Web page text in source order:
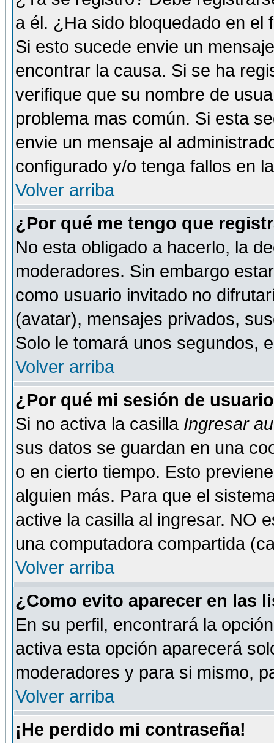
a él. ¿Ha sido bloquedado en
Si esto sucede envie un
encontrar la causa. Si se ha
verifique que su nombre de
problema mas común. Si esta
envie un mensaje al
configurado y/o tenga fallos en
Volver arriba
¿Por qué me tengo que
No esta obligado a hacerlo, la
moderadores. Sin embargo
como usuario invitado no
(avatar), mensajes privados,
Solo le tomará unos segundos,
Volver arriba
¿Por qué mi sesión de
Si no activa la casilla Ingresar
sus datos se guardan en una
o en cierto tiempo. Esto
alguien más. Para que el
active la casilla al ingresar. NO
una computadora compartida
Volver arriba
¿Como evito aparecer en las
En su perfil, encontrará la
activa esta opción aparecerá
moderadores y para si mismo,
Volver arriba
¡He perdido mi contraseña!